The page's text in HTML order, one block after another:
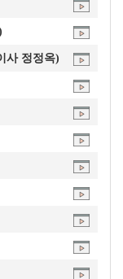
사 정정옥)